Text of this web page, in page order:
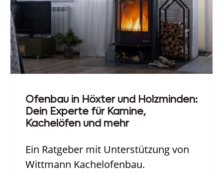
Ofenbau in Höxter und Holzminden:
Dein Experte für Kamine,
Kachelöfen und mehr
Ein Ratgeber mit Unterstützung von
Wittmann Kachelofenbau.